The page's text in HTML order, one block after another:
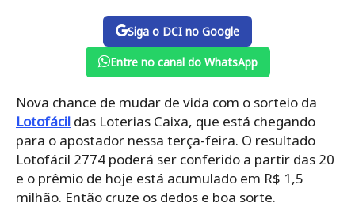
Siga o DCI no Google
Entre no canal do WhatsApp
Nova chance de mudar de vida com o sorteio da
Lotofácil das Loterias Caixa, que está chegando
para o apostador nessa terça-feira. O resultado
Lotofácil 2774 poderá ser conferido a partir das 20
e o prêmio de hoje está acumulado em R$ 1,5
milhão. Então cruze os dedos e boa sorte.